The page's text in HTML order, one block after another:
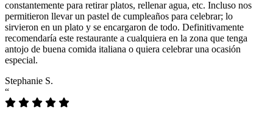
constantemente para retirar platos, rellenar agua, etc. Incluso nos
permitieron llevar un pastel de cumpleaños para celebrar; lo
sirvieron en un plato y se encargaron de todo. Definitivamente
recomendaría este restaurante a cualquiera en la zona que tenga
antojo de buena comida italiana o quiera celebrar una ocasión
especial.
Stephanie S.
“